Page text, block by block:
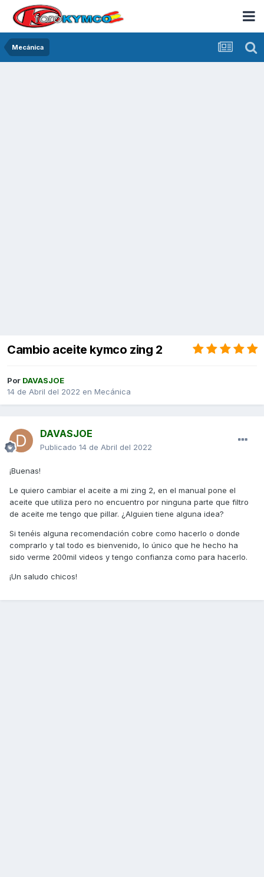
Mecánica
Cambio aceite kymco zing 2
Por DAVASJOE
14 de Abril del 2022 en Mecánica
DAVASJOE
Publicado 14 de Abril del 2022
¡Buenas!
Le quiero cambiar el aceite a mi zing 2, en el manual pone el
aceite que utiliza pero no encuentro por ninguna parte que filtro
de aceite me tengo que pillar. ¿Alguien tiene alguna idea?
Si tenéis alguna recomendación cobre como hacerlo o donde
comprarlo y tal todo es bienvenido, lo único que he hecho ha
sido verme 200mil videos y tengo confianza como para hacerlo.
¡Un saludo chicos!